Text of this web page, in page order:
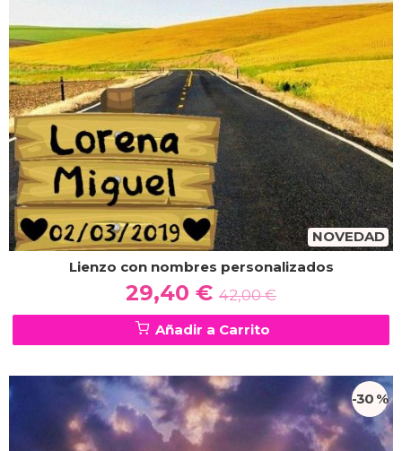
NOVEDAD
Lienzo con nombres personalizados
29,40 € 42,00 €
Añadir a Carrito
-30 %